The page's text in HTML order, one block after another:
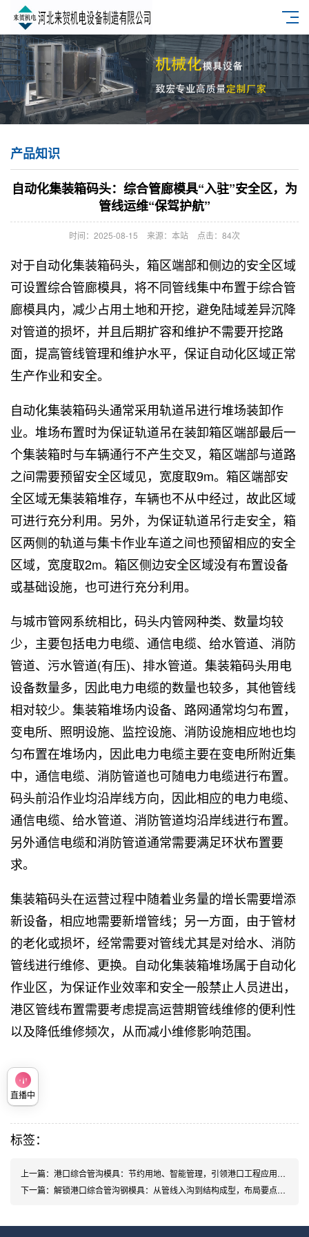
产品知识
自动化集装箱码头：综合管廊模具“入驻”安全区，为
管线运维“保驾护航”
时间：2025-08-15 来源：本站 点击：84次
对于自动化集装箱码头，箱区端部和侧边的安全区域
可设置综合管廊模具，将不同管线集中布置于综合管
廊模具内，减少占用土地和开挖，避免陆域差异沉降
对管道的损坏，并且后期扩容和维护不需要开挖路
面，提高管线管理和维护水平，保证自动化区域正常
生产作业和安全。
自动化集装箱码头通常采用轨道吊进行堆场装卸作
业。堆场布置时为保证轨道吊在装卸箱区端部最后一
个集装箱时与车辆通行不产生交叉，箱区端部与道路
之间需要预留安全区域见，宽度取9m。箱区端部安
全区域无集装箱堆存，车辆也不从中经过，故此区域
可进行充分利用。另外，为保证轨道吊行走安全，箱
区两侧的轨道与集卡作业车道之间也预留相应的安全
区域，宽度取2m。箱区侧边安全区域没有布置设备
或基础设施，也可进行充分利用。
与城市管网系统相比，码头内管网种类、数量均较
少，主要包括电力电缆、通信电缆、给水管道、消防
管道、污水管道(有压)、排水管道。集装箱码头用电
设备数量多，因此电力电缆的数量也较多，其他管线
相对较少。集装箱堆场内设备、路网通常均匀布置，
变电所、照明设施、监控设施、消防设施相应地也均
匀布置在堆场内，因此电力电缆主要在变电所附近集
中，通信电缆、消防管道也可随电力电缆进行布置。
码头前沿作业均沿岸线方向，因此相应的电力电缆、
通信电缆、给水管道、消防管道均沿岸线进行布置。
另外通信电缆和消防管道通常需要满足环状布置要
求。
集装箱码头在运营过程中随着业务量的增长需要增添
新设备，相应地需要新增管线；另一方面，由于管材
的老化或损坏，经常需要对管线尤其是对给水、消防
管线进行维修、更换。自动化集装箱堆场属于自动化
作业区，为保证作业效率和安全一般禁止人员进出，
港区管线布置需要考虑提高运营期管线维修的便利性
以及降低维修频次，从而减小维修影响范围。
标签：
上一篇： 港口综合管沟模具：节约用地、智能管理，引领港口工程应用新趋势
下一篇： 解锁港口综合管沟钢模具：从管线入沟到结构成型，布局要点全掌握
直播中